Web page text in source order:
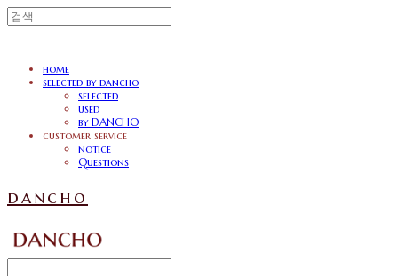
home
selected by dancho
selected
used
by DANCHO
customer service
notice
Questions
dancho